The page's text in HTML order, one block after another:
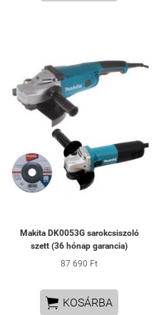
Makita DK0053G sarokcsiszoló
szett (36 hónap garancia)
87 690 Ft
 KOSÁRBA